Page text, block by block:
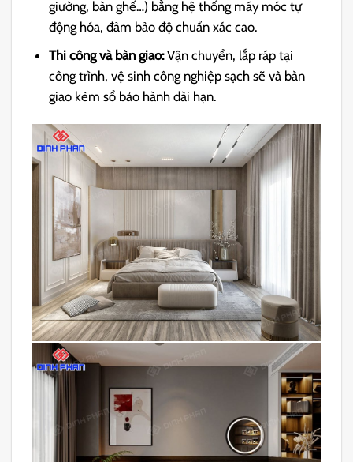
giường, bàn ghế…) bằng hệ thống máy móc tự
động hóa, đảm bảo độ chuẩn xác cao.
Thi công và bàn giao:Vận chuyển, lắp ráp tại
công trình, vệ sinh công nghiệp sạch sẽ và bàn
giao kèm sổ bảo hành dài hạn.